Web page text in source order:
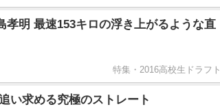
孝明 最速153キロの浮き上がるような直
特集・2016高校生ドラフト
い求める究極のストレート